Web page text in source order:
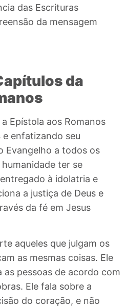
das Escrituras
da mensagem
da
Epístola aos Romanos
e enfatizando seu
Evangelho a todos os
ter se
à idolatria e
a justiça de Deus e
da fé em Jesus
aqueles que julgam os
as mesmas coisas. Ele
as pessoas de acordo com
Ele fala sobre a
do coração, e não